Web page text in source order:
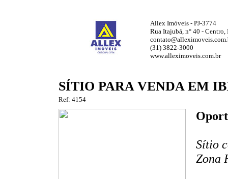
Allex Imóveis - PJ-3774
Rua Itajubá, n° 40 -
(31) 3822-3000
www.alleximoveis.com.br
SÍTIO PARA VENDA EM
Ref: 4154
Sítio
Zona